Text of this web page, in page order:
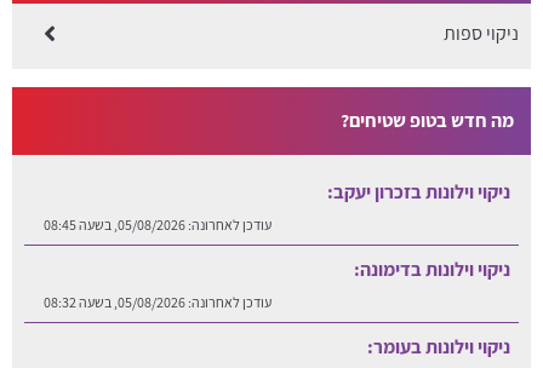
ניקוי ספות
מה חדש בטופ שטיחים?
ניקוי וילונות בזכרון יעקב:
עודכן לאחרונה: 05/08/2026, בשעה 08:45
ניקוי וילונות בדימונה:
עודכן לאחרונה: 05/08/2026, בשעה 08:32
ניקוי וילונות בעומר: